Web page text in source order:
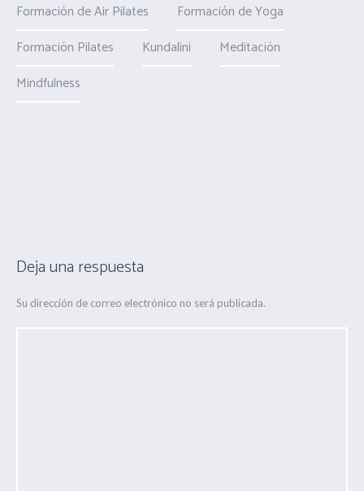
Formación de Air Pilates
Formación de Yoga
Formación Pilates
Kundalini
Meditación
Mindfulness
Deja una respuesta
Su dirección de correo electrónico no será publicada.